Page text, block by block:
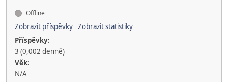
Offline
Zobrazit příspěvky Zobrazit statistiky
Příspěvky:
3 (0,002 denně)
Věk:
N/A